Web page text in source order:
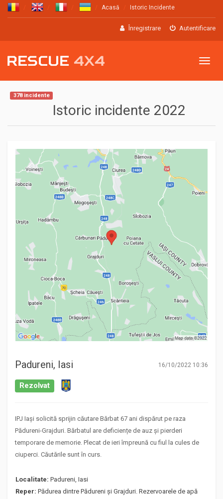
Acasă Istoric Incidente
Înregistrare Autentificare
Meniu
Istoric incidente 2022
378 incidente
Padureni, Iasi 16/10/2022 10:36
Rezolvat
IPJ Iași solicită sprijin căutare Bărbat 67 ani dispărut pe raza
Pădureni-Grajduri. Bărbatul are deficiențe de auz și pierderi
temporare de memorie. Plecat de ieri împreună cu fiul la cules de
ciuperci. Căutările sunt în curs.
Localitate: Padureni, Iasi
Reper: Pădurea dintre Pădureni și Grajduri. Rezervoarele de apă